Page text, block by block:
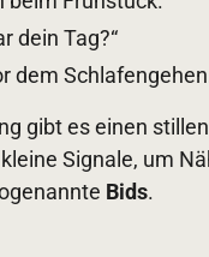
dein Tag?“
dem
gibt es einen
Signale, um
Bids.